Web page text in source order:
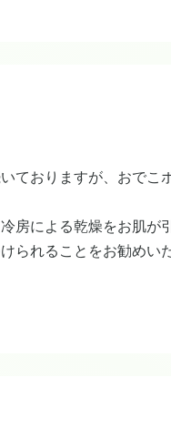
ておりますが、おでこ
房による乾燥をお肌が
られることをお勧めい